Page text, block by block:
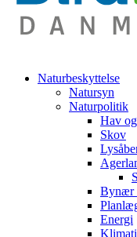
Naturbeskyttelse
Natursyn
Naturpolitik
Hav
Skov
Bynær
Energi